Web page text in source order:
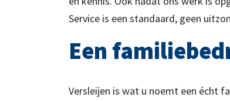
Service is een standaard, geen
Een
Versleijen is wat u noemt een écht